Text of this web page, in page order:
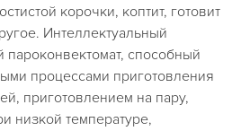
корочки, коптит, готовит
Интеллектуальный
способный
процессами приготовления
приготовлением на пару,
низкой температуре,